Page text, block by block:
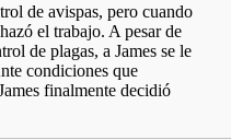
de avispas, pero cuando
el trabajo. A pesar de
de plagas, a James se le
condiciones que
finalmente decidió